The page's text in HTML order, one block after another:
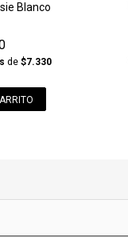
Blanco
de$7.330